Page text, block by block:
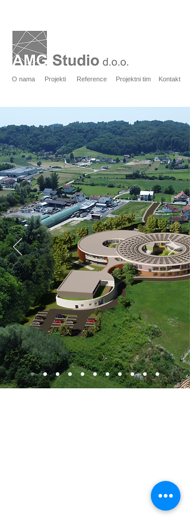
O nama Projekti Reference Projektni tim Kontakt